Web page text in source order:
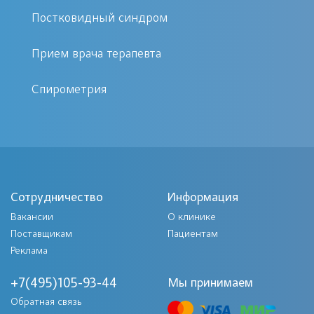
Лазер – источник когерентного
оптического излучения высокой
плотности и направленности.
одно из ведущих мест в списке самых
безболезненно и комфортно.
Лазеротерапия зарегистрирована
Минздравом и разрешена к
Существует четкая схема сочетания
лазеротерапии с медикаментозной
Постковидный синдром
Прием врача терапевта
Спирометрия
Сотрудничество
Вакансии
Поставщикам
Реклама
Информация
О клинике
Пациентам
+7(495)105-93-44
Обратная связь
Мы принимаем